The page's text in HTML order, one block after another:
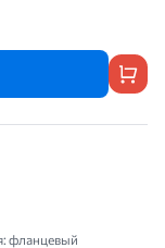
фланцевый